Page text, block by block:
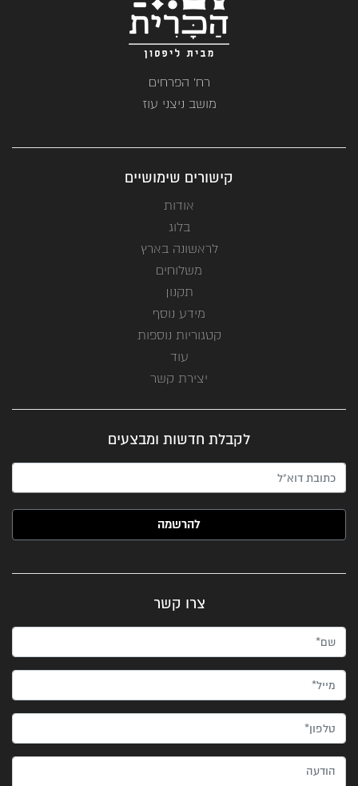
רח' הפרחים
מושב ניצני עוז
קישורים שימושיים
אודות
בלוג
לראשונה בארץ
משלוחים
תקנון
מידע נוסף
קטגוריות נוספות
עוד
יצירת קשר
לקבלת חדשות ומבצעים
האימייל שלך (חובה)
צרו קשר